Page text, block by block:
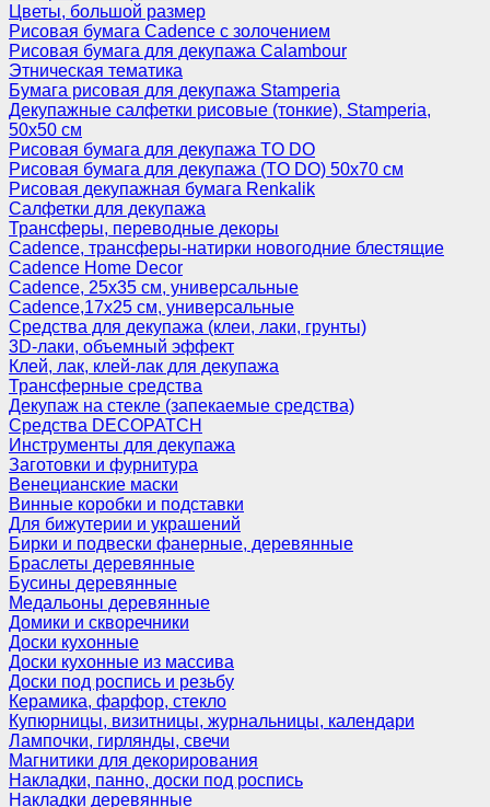
Цветы, большой размер
Рисовая бумага Cadence c золочением
Рисовая бумага для декупажа Calambour
Этническая тематика
Бумага рисовая для декупажа Stamperia
Декупажные салфетки рисовые (тонкие), Stamperia,
50х50 см
Рисовая бумага для декупажа TO DO
Рисовая бумага для декупажа (TO DO) 50х70 см
Рисовая декупажная бумага Renkalik
Салфетки для декупажа
Трансферы, переводные декоры
Cadence, трансферы-натирки новогодние блестящие
Cadence Home Decor
Cadence, 25х35 см, универсальные
Cadence,17х25 см, универсальные
Средства для декупажа (клеи, лаки, грунты)
3D-лаки, объемный эффект
Клей, лак, клей-лак для декупажа
Трансферные средства
Декупаж на стекле (запекаемые средства)
Средства DECOPATCH
Инструменты для декупажа
Заготовки и фурнитура
Венецианские маски
Винные коробки и подставки
Для бижутерии и украшений
Бирки и подвески фанерные, деревянные
Браслеты деревянные
Бусины деревянные
Медальоны деревянные
Домики и скворечники
Доски кухонные
Доски кухонные из массива
Доски под роспись и резьбу
Керамика, фарфор, стекло
Купюрницы, визитницы, журнальницы, календари
Лампочки, гирлянды, свечи
Магнитики для декорирования
Накладки, панно, доски под роспись
Накладки деревянные